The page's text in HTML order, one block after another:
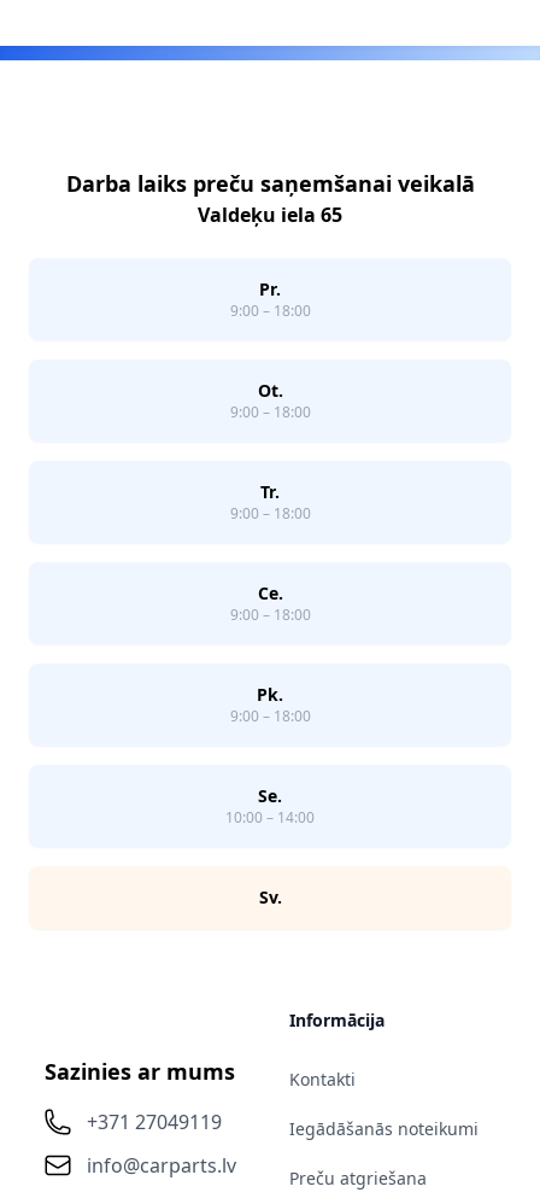
Darba laiks preču saņemšanai veikalā
Valdeķu iela 65
Pr.
9:00 – 18:00
Ot.
9:00 – 18:00
Tr.
9:00 – 18:00
Ce.
9:00 – 18:00
Pk.
9:00 – 18:00
Se.
10:00 – 14:00
Sv.
Sazinies ar mums
+371 27049119
info@carparts.lv
Informācija
Kontakti
Iegādāšanās noteikumi
Preču atgriešana